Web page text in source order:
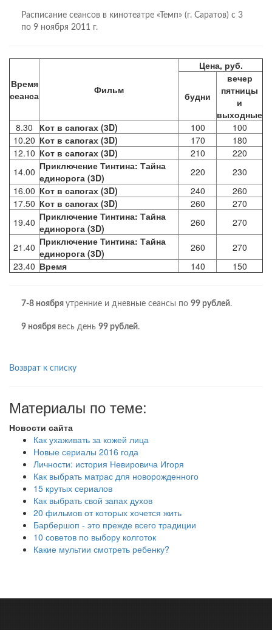
Расписание сеансов в кинотеатре «Темп» (г. Саратов) с 3
по 9 ноября 2011 г.
Время
сеанса
Фильм
Цена, руб.
будни
вечер
пятницы
и
выходные
8.30
Кот в сапогах (3D) 100
100
10.20 Кот в сапогах (3D) 170
180
12.10 Кот в сапогах (3D) 210
220
14.00 Приключение Тинтина: Тайна
единорога (3D)
220
230
16.00 Кот в сапогах (3D) 240
260
17.50 Кот в сапогах (3D) 260
270
19.40 Приключение Тинтина: Тайна
единорога (3D)
260 270
21.40 Приключение Тинтина: Тайна
единорога (3D)
260
270
23.40 Время 140 150
7-8 ноября утренние и дневные сеансы по 99 рублей.
9 ноября весь день 99 рублей.
Возврат к списку
Материалы по теме:
Новости сайта
Как ухаживать за кожей лица
Новые сериалы 2016 года
Личности: история Невировича Игоря
Как выбрать матрас для новорожденного
15 крутых сериалов
Как выбрать свой запах духов
20 фильмов от которых хочется жить
Барбершоп - это прежде всего традиции
10 советов по выбору колготок
Какие мультии смотреть ребенку?